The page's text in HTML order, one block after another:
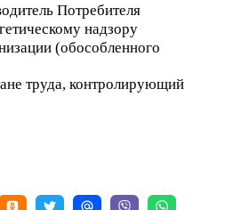
Потребителя
надзору
(обособленного
труда, контролирующий